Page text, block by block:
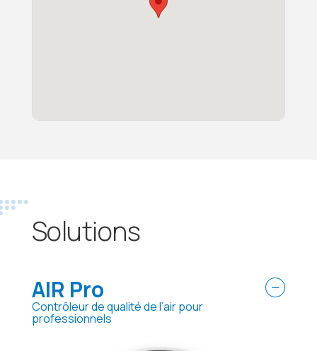
Solutions
AIR Pro
Contrôleur de qualité de l’air pour
professionnels